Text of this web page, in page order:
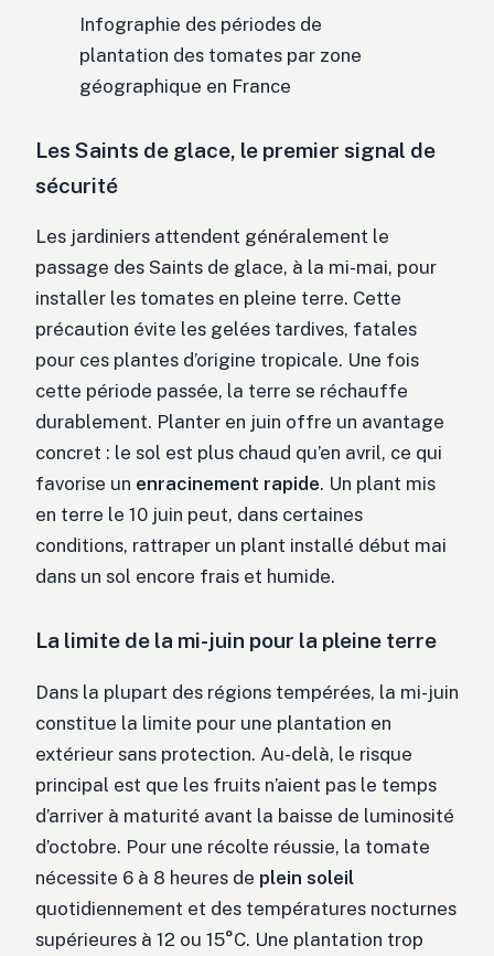
Infographie des périodes de
plantation des tomates par zone
géographique en France
Les Saints de glace, le premier signal de
sécurité
Les jardiniers attendent généralement le
passage des Saints de glace, à la mi-mai, pour
installer les tomates en pleine terre. Cette
précaution évite les gelées tardives, fatales
pour ces plantes d’origine tropicale. Une fois
cette période passée, la terre se réchauffe
durablement. Planter en juin offre un avantage
concret : le sol est plus chaud qu’en avril, ce qui
favorise un enracinement rapide. Un plant mis
en terre le 10 juin peut, dans certaines
conditions, rattraper un plant installé début mai
dans un sol encore frais et humide.
La limite de la mi-juin pour la pleine terre
Dans la plupart des régions tempérées, la mi-juin
constitue la limite pour une plantation en
extérieur sans protection. Au-delà, le risque
principal est que les fruits n’aient pas le temps
d’arriver à maturité avant la baisse de luminosité
d’octobre. Pour une récolte réussie, la tomate
nécessite 6 à 8 heures de plein soleil
quotidiennement et des températures nocturnes
supérieures à 12 ou 15°C. Une plantation trop